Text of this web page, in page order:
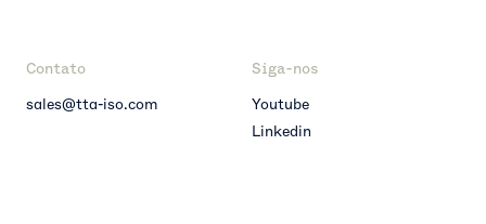
Contato
sales@tta-iso.com
Siga-nos
Youtube
Linkedin